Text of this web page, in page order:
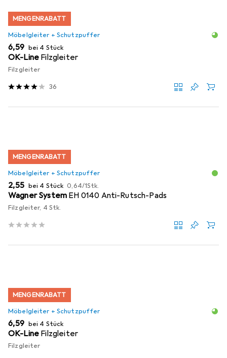
MENGENRABATT
Möbelgleiter + Schutzpuffer
EUR
6,59 bei 4 Stück
OK-Line Filzgleiter
Filzgleiter
36
MENGENRABATT
Möbelgleiter + Schutzpuffer
EUR
2,55 bei 4 Stück EUR
0,64/1Stk.
Wagner System EH 0140 Anti-Rutsch-Pads
Filzgleiter, 4 Stk.
MENGENRABATT
Möbelgleiter + Schutzpuffer
EUR
6,59 bei 4 Stück
OK-Line Filzgleiter
Filzgleiter